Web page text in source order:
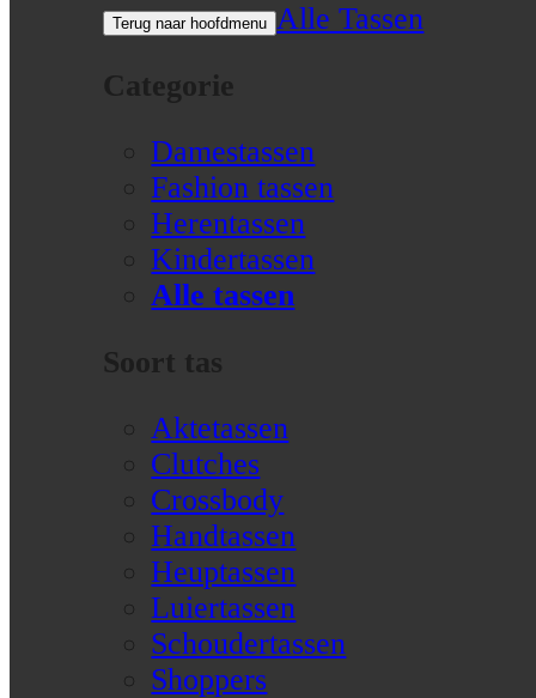
Terug naar hoofdmenu Alle Tassen
Categorie
Damestassen
Fashion tassen
Herentassen
Kindertassen
Alle tassen
Soort tas
Aktetassen
Clutches
Crossbody
Handtassen
Heuptassen
Luiertassen
Schoudertassen
Shoppers